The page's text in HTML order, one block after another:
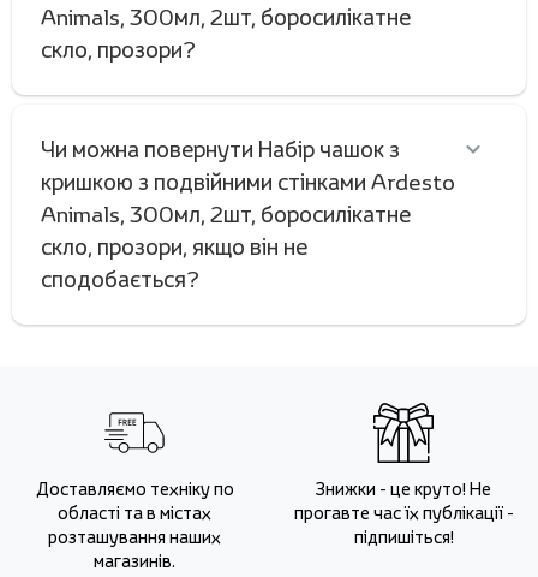
Animals, 300мл, 2шт, боросилікатне
скло, прозори?
Чи можна повернути Набір чашок з
кришкою з подвійними стінками Ardesto
Animals, 300мл, 2шт, боросилікатне
скло, прозори, якщо він не
сподобається?
Доставляємо техніку по
області та в містах
розташування наших
магазинів.
Знижки - це круто! Не
прогавте час їх публікації -
підпишіться!